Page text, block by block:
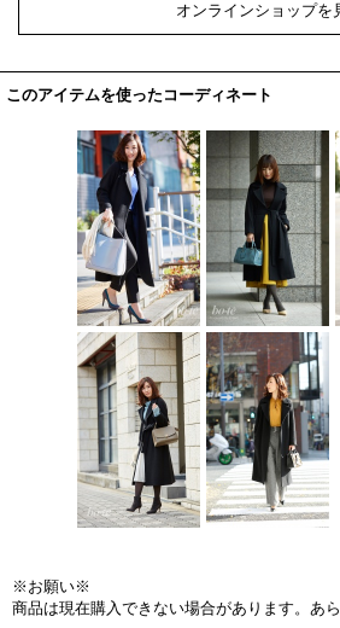
オンラインショップを
このアイテムを使ったコーディネート
※お願い※
商品は現在購入できない場合があります。あ